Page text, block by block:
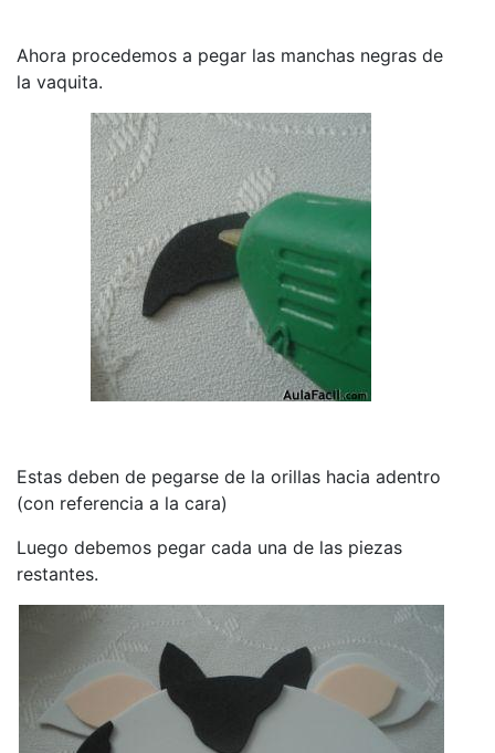
Ahora procedemos a pegar las manchas negras de
la vaquita.
Estas deben de pegarse de la orillas hacia adentro
(con referencia a la cara)
Luego debemos pegar cada una de las piezas
restantes.